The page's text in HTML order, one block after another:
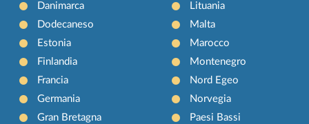
Danimarca
Dodecaneso
Estonia
Finlandia
Francia
Germania
Gran Bretagna
Lituania
Malta
Marocco
Montenegro
Nord Egeo
Norvegia
Paesi Bassi